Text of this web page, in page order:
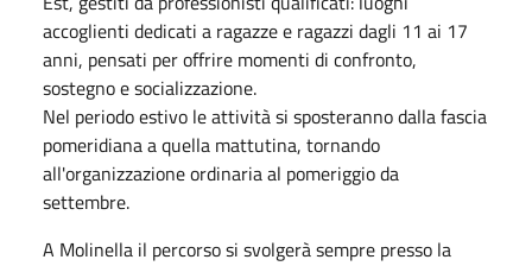
accoglienti dedicati a ragazze e ragazzi dagli 11 ai 17
anni, pensati per offrire momenti di confronto,
sostegno e socializzazione.
Nel periodo estivo le attività si sposteranno dalla fascia
pomeridiana a quella mattutina, tornando
all'organizzazione ordinaria al pomeriggio da
settembre.
A Molinella il percorso si svolgerà sempre presso la